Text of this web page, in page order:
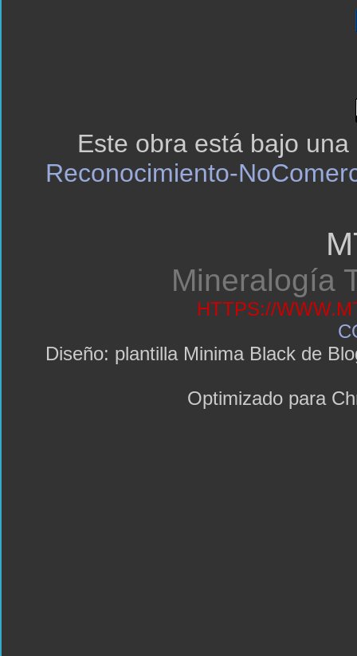
Este obra está bajo una
Reconocimiento-
Mineralogía
HTTPS://
Diseño: plantilla Minima Black de
Optimizado para